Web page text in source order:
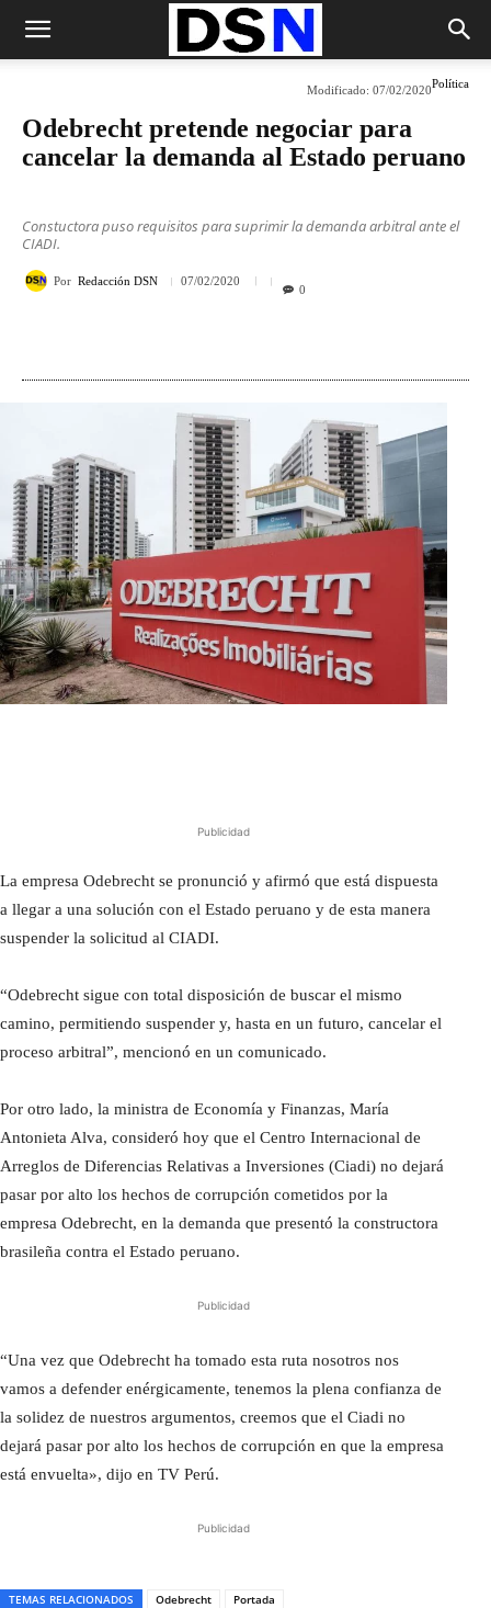
Política
Modificado: 07/02/2020
Odebrecht pretende negociar para
cancelar la demanda al Estado peruano
Constuctora puso requisitos para suprimir la demanda arbitral ante el
CIADI.
Por Redacción DSN 07/02/2020
0
Publicidad
La empresa Odebrecht se pronunció y afirmó que está dispuesta
a llegar a una solución con el Estado peruano y de esta manera
suspender la solicitud al CIADI.
“Odebrecht sigue con total disposición de buscar el mismo
camino, permitiendo suspender y, hasta en un futuro, cancelar el
proceso arbitral”, mencionó en un comunicado.
Por otro lado, la ministra de Economía y Finanzas, María
Antonieta Alva, consideró hoy que el Centro Internacional de
Arreglos de Diferencias Relativas a Inversiones (Ciadi) no dejará
pasar por alto los hechos de corrupción cometidos por la
empresa Odebrecht, en la demanda que presentó la constructora
brasileña contra el Estado peruano.
Publicidad
“Una vez que Odebrecht ha tomado esta ruta nosotros nos
vamos a defender enérgicamente, tenemos la plena confianza de
la solidez de nuestros argumentos, creemos que el Ciadi no
dejará pasar por alto los hechos de corrupción en que la empresa
está envuelta», dijo en TV Perú.
Publicidad
TEMAS RELACIONADOS Odebrecht Portada